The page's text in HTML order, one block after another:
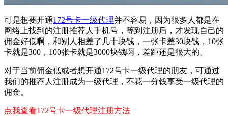
可是想要开通172号卡一级代理并不容易，因为很多人都是在
网络上找到的注册推荐人手机号，等到注册后，才发现自己的
佣金好低啊，和别人相差了几十块钱，一张卡差30块钱，10张
卡就是300，100张卡就是3000块钱啊，差距还是很大的。
对于当前佣金低或者想开通172号卡一级代理的朋友，可通过
我们的推荐人注册成为一级代理，不花一分钱享受一级代理的
佣金。
点我查看172号卡一级代理注册方法